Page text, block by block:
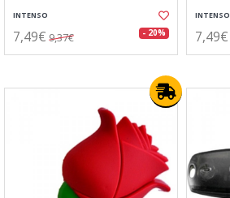
INTENSO
7,49€ 9,37€ - 20%
INTENSO
7,49€